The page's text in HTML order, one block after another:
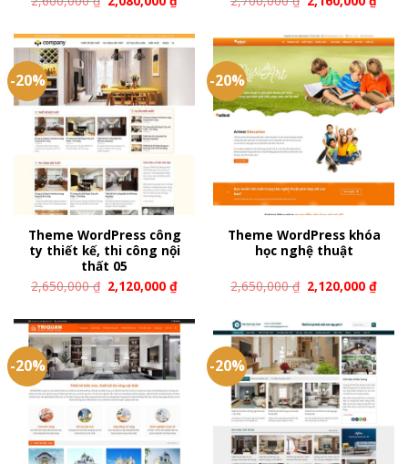
-20%
Theme WordPress công
ty thiết kế, thi công nội
thất 05
2,650,000₫ 2,120,000₫
-20%
Theme WordPress khóa
học nghệ thuật
2,650,000₫ 2,120,000₫
-20% -20%